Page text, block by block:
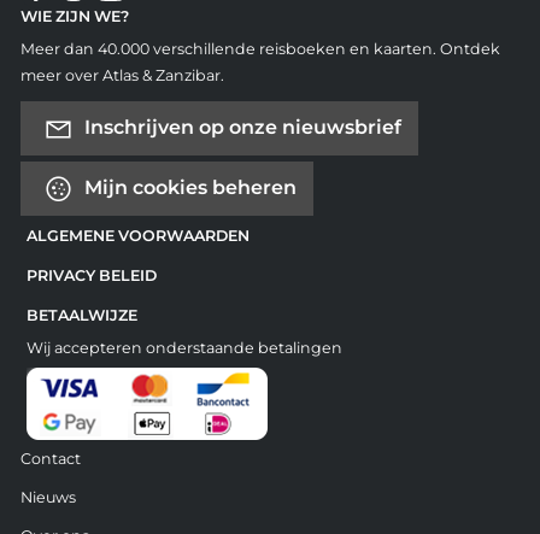
WIE ZIJN WE?
Meer dan 40.000 verschillende reisboeken en kaarten. Ontdek
meer over Atlas & Zanzibar.
Inschrijven op onze nieuwsbrief
Mijn cookies beheren
ALGEMENE VOORWAARDEN
PRIVACY BELEID
BETAALWIJZE
Wij accepteren onderstaande betalingen
Contact
Nieuws